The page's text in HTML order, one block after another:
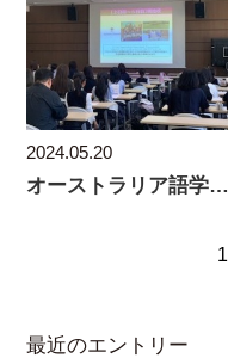
2024.05.20
オーストラリア語学研修２０２４ 説明会
1
最近のエントリー